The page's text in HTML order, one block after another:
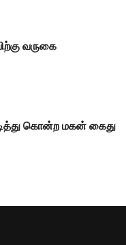
வருகை
கொன்ற மகன் கைது